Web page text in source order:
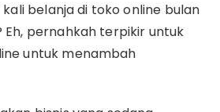
belanja di toko online bulan
pernahkah terpikir untuk
untuk menambah